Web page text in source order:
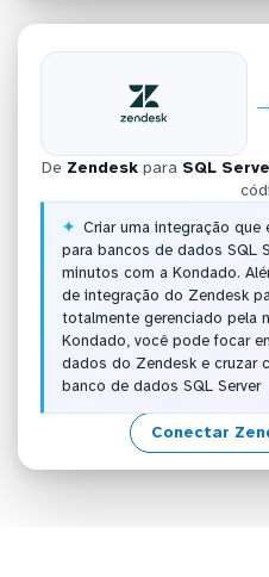
De Zendesk para SQL
Criar uma integração
para bancos de dados SQL
minutos com a Kondado.
de integração do Zendesk
totalmente gerenciado pela
Kondado, você pode focar
dados do Zendesk e cruzar
banco de dados SQL Server
Conectar